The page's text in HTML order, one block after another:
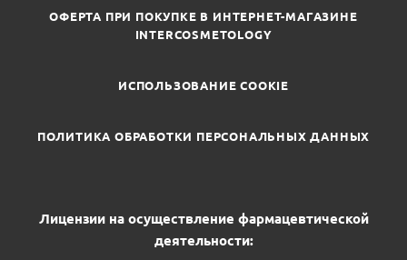
ОФЕРТА ПРИ ПОКУПКЕ В ИНТЕРНЕТ-МАГАЗИНЕ
INTERCOSMETOLOGY
ИСПОЛЬЗОВАНИЕ COOKIE
ПОЛИТИКА ОБРАБОТКИ ПЕРСОНАЛЬНЫХ ДАННЫХ
Лицензии на осуществление фармацевтической
деятельности: